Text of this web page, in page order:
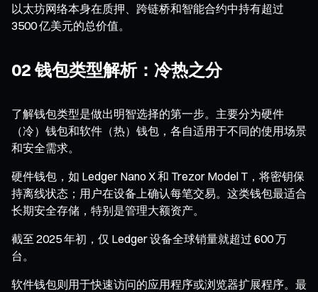
以太坊网络本身在质押、跨链桥和智能合约中持有超过
3500 亿美元的总价值。
02 钱包类型解析：冷热之分
了解钱包类型是做出明智选择的第一步。主要分为硬件
（冷）钱包和软件（热）钱包，各自适用于不同的使用场景
和安全需求。
硬件钱包，如 Ledger Nano X 和 Trezor Model T，将密钥保
持离线状态；用户在设备上确认每笔交易。这类钱包最适合
长期安全存储，特别是管理大额资产。
截至 2025 年初，仅 Ledger 设备全球销量就超过 600 万
台。
软件钱包则用于快速访问的应用程序或浏览器扩展程序。最